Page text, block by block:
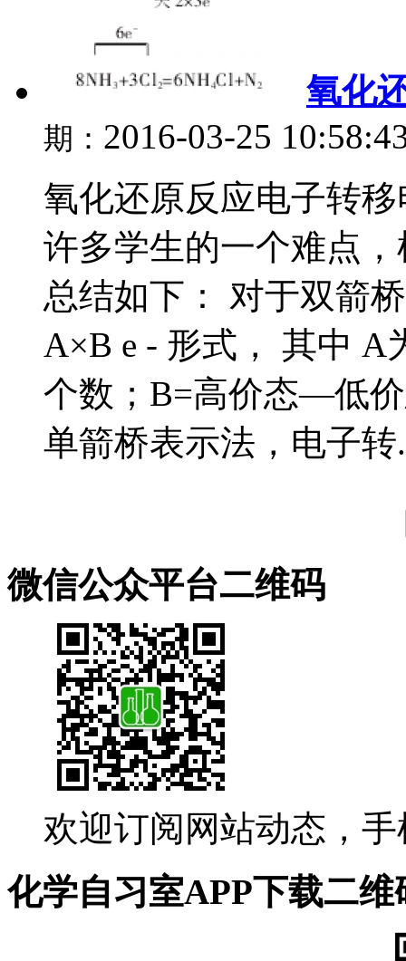
氧化
期： 2016-03-25
氧化还原反应电子转
许多学生的一个难点
总结如下： 对于双箭
A×B e - 形式， 其中 A
个数；B=高价态—低
单箭桥表示法，电子转
微信公众平台二维码
欢迎订阅网站动态，
化学自习室APP下载二维